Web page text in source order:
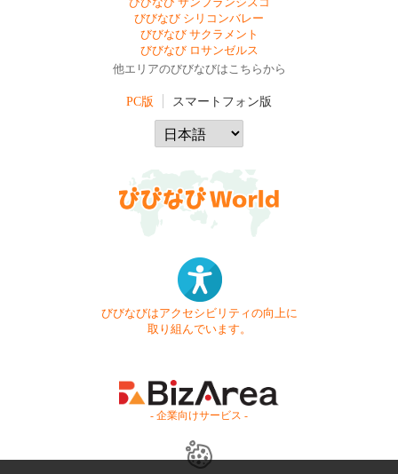
びびなび サンフランシスコ
びびなび シリコンバレー
びびなび サクラメント
びびなび ロサンゼルス
他エリアのびびなびはこちらから
PC版 スマートフォン版
びびなびはアクセシビリティの向上に
取り組んでいます。
- 企業向けサービス -